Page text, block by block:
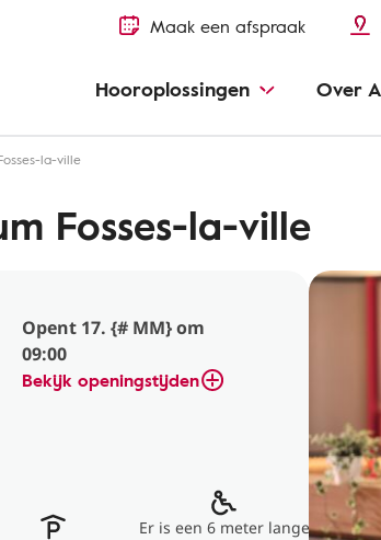
Maak een afspraak
Hooroplossingen Over
la-ville
Fosses-la-ville
Opent 17. {# MM} om
09:00
Bekijk openingstijden
Er is een 6 meter lange